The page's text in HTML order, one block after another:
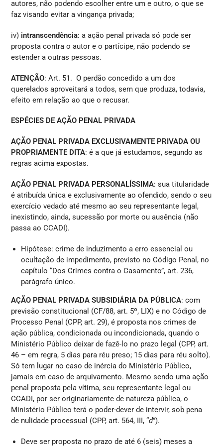
autores, não podendo escolher entre um e outro, o que se
faz visando evitar a vingança privada;
iv) intranscendência: a ação penal privada só pode ser
proposta contra o autor e o partícipe, não podendo se
estender a outras pessoas.
ATENÇÃO: Art. 51. O perdão concedido a um dos
querelados aproveitará a todos, sem que produza, todavia,
efeito em relação ao que o recusar.
ESPÉCIES DE AÇÃO PENAL PRIVADA
AÇÃO PENAL PRIVADA EXCLUSIVAMENTE PRIVADA OU
PROPRIAMENTE DITA: é a que já estudamos, segundo as
regras acima expostas.
AÇÃO PENAL PRIVADA PERSONALÍSSIMA: sua titularidade
é atribuída única e exclusivamente ao ofendido, sendo o seu
exercício vedado até mesmo ao seu representante legal,
inexistindo, ainda, sucessão por morte ou ausência (não
passa ao CCADI).
Hipótese: crime de induzimento a erro essencial ou
ocultação de impedimento, previsto no Código Penal, no
capítulo “Dos Crimes contra o Casamento”, art. 236,
parágrafo único.
AÇÃO PENAL PRIVADA SUBSIDIÁRIA DA PÚBLICA: com
previsão constitucional (CF/88, art. 5º, LIX) e no Código de
Processo Penal (CPP, art. 29), é proposta nos crimes de
ação pública, condicionada ou incondicionada, quando o
Ministério Público deixar de fazê-lo no prazo legal (CPP, art.
46 – em regra, 5 dias para réu preso; 15 dias para réu solto).
Só tem lugar no caso de inércia do Ministério Público,
jamais em caso de arquivamento. Mesmo sendo uma ação
penal proposta pela vítima, seu representante legal ou
CCADI, por ser originariamente de natureza pública, o
Ministério Público terá o poder-dever de intervir, sob pena
de nulidade processual (CPP, art. 564, III, “d”).
Deve ser proposta no prazo de até 6 (seis) meses a